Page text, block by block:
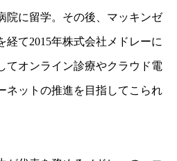
院に留学。その後、マッキンゼ
経て2015年株式会社メドレーに
てオンライン診療やクラウド電
ネットの推進を目指してこられ